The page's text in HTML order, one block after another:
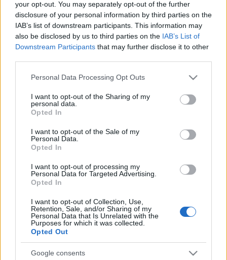
your opt-out. You may separately opt-out of the further
disclosure of your personal information by third parties on the
IAB’s list of downstream participants. This information may
also be disclosed by us to third parties on the IAB’s List of
Downstream Participants that may further disclose it to other
Please note that this website/app uses one or more Google
not limited to your visit or usage behaviour. You may click to
grant or deny consent to Google and its third-party tags to
use your data for below specified purposes in below Google
consent section.
Personal Data Processing Opt Outs
I want to opt-out of the Sharing of my
personal data.
Opted In
I want to opt-out of the Sale of my
Personal Data.
Opted In
I want to opt-out of processing my
Personal Data for Targeted Advertising.
Opted In
I want to opt-out of Collection, Use,
Retention, Sale, and/or Sharing of my
Personal Data that Is Unrelated with the
Purposes for which it was collected.
Opted Out
Google consents
A program:
(Az egy időpont alatt felsorolt programok egy időben,
párhuzamosan futnak más-más teremben.)
KEDD, augusztus 21.
9.00-10.45
drámapedagógusoknak - Csoportos alkotás, zenés
improvizáció(Pallagi Ákos)
CSOPORTOS BESZÉDGYAKORLATOK
drámapedagógusoknak, gyermekszínjátszóknak
(Fort Krisztina)
11.15-13.00
- PROVOKÁCIÓ ÉS ÉRTÉKELÉS(Meszlényi-Bodnár
Zoltán)
- SZEREP-ÉPÍTÉS, SZEREPBELÉPÉS - Nézőpontok,
történetbonyolítás (Lipták Ildikó)
14.00-18.00
- VÉGEK - Minden drámaóra egy próbálkozás
(Bethlenfalvy Ádám)
- MOZGÁSTRÉNING drámapedagógusoknak,